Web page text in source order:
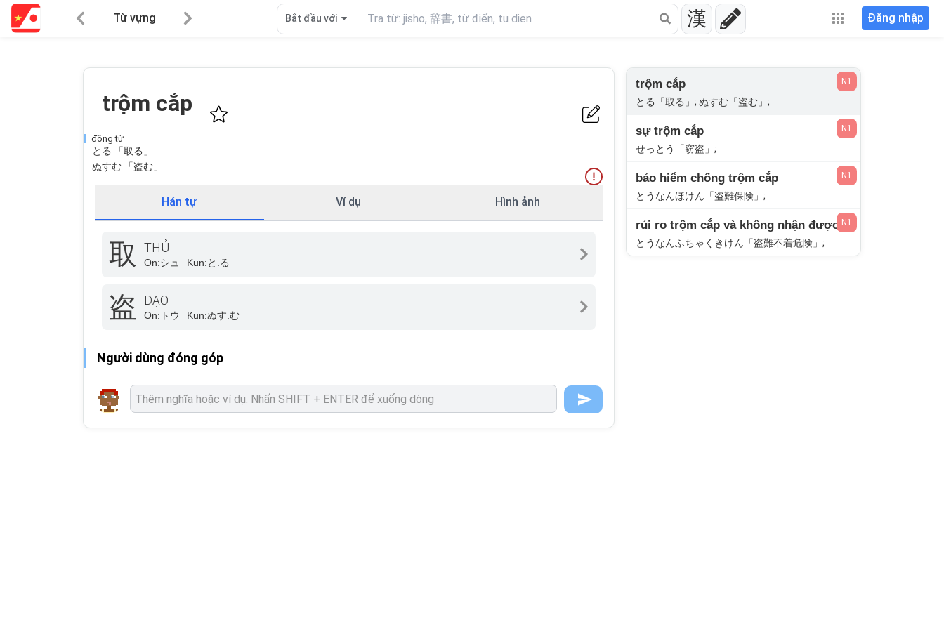
Từ vựng 漢
Bắt đầu với Đăng nhập
trộm cắp
động từ
とる 「取る」
ぬすむ 「盗む」
Hán tự Ví dụ Hình ảnh
取 THỦ
On:シュ Kun:と.る
盗 ĐẠO
On: トウ Kun:ぬす.む
Người dùng đóng góp
trộm cắp
とる「取る」; ぬすむ「盗む」;
N1
sự trộm cắp
せっとう「窃盗」;
N1
bảo hiểm chống trộm cắp
とうなんほけん「盗難保険」;
N1
rủi ro trộm cắp và không nhận được hàng
とうなんふちゃくきけん「盗難不着危険」;
N1